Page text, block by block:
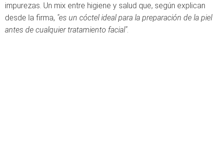
impurezas. Un mix entre higiene y salud que, según explican
desde la firma, "es un cóctel ideal para la preparación de la piel
antes de cualquier tratamiento facial".